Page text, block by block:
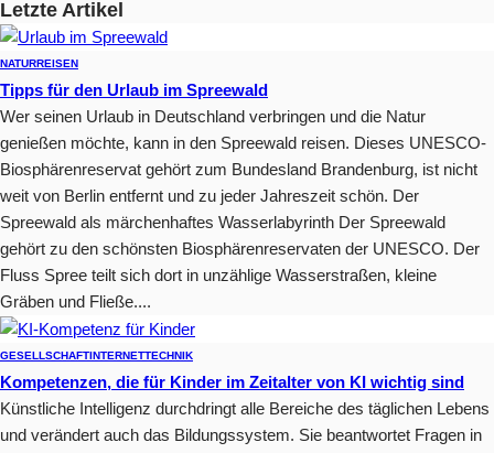
Letzte Artikel
NATURREISEN
Tipps für den Urlaub im Spreewald
Wer seinen Urlaub in Deutschland verbringen und die Natur
genießen möchte, kann in den Spreewald reisen. Dieses UNESCO-
Biosphärenreservat gehört zum Bundesland Brandenburg, ist nicht
weit von Berlin entfernt und zu jeder Jahreszeit schön. Der
Spreewald als märchenhaftes Wasserlabyrinth Der Spreewald
gehört zu den schönsten Biosphärenreservaten der UNESCO. Der
Fluss Spree teilt sich dort in unzählige Wasserstraßen, kleine
Gräben und Fließe....
GESELLSCHAFT INTERNETTECHNIK
Kompetenzen, die für Kinder im Zeitalter von KI wichtig sind
Künstliche Intelligenz durchdringt alle Bereiche des täglichen Lebens
und verändert auch das Bildungssystem. Sie beantwortet Fragen in